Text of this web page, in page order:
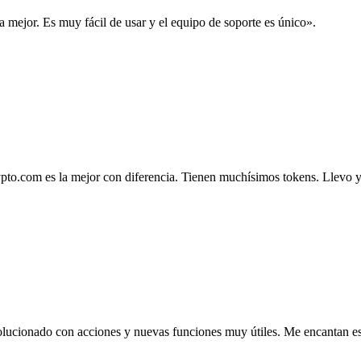
mejor. Es muy fácil de usar y el equipo de soporte es único».
es la mejor con diferencia. Tienen muchísimos tokens.
con acciones y nuevas funciones muy útiles. Me encantan